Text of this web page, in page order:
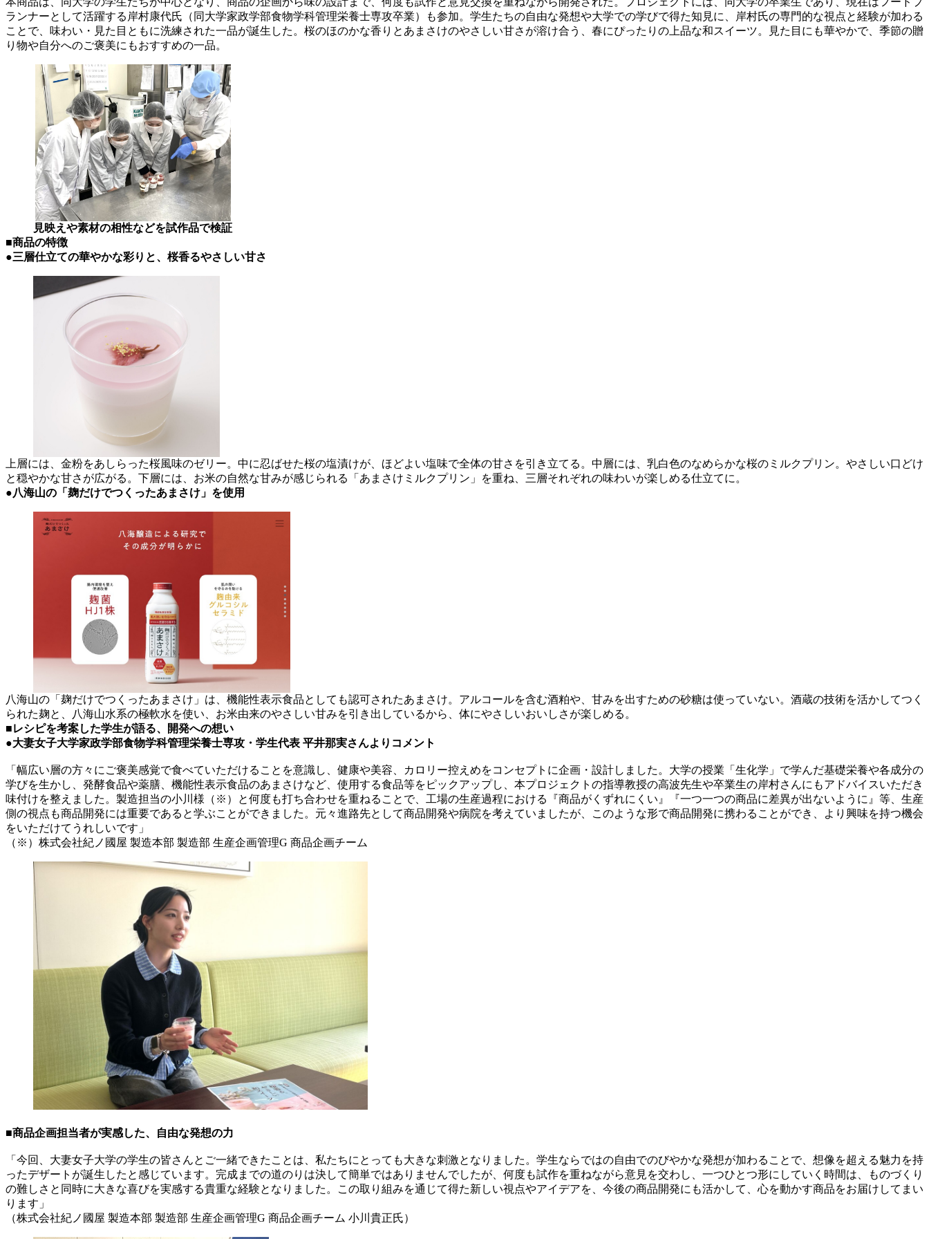
ランナーとして活躍する岸村康代氏（同大学家政学部食物学科管理栄養士専攻卒業）も参加。学生たちの自由な発想や大学での学びで得た知見に、岸村氏の専門的な視点と経験が加わる
ことで、味わい・見た目ともに洗練された一品が誕生した。桜のほのかな香りとあまさけのやさしい甘さが溶け合う、春にぴったりの上品な和スイーツ。見た目にも華やかで、季節の贈
り物や自分へのご褒美にもおすすめの一品。
見映えや素材の相性などを試作品で検証
■商品の特徴
●三層仕立ての華やかな彩りと、桜香るやさしい甘さ
上層には、金粉をあしらった桜風味のゼリー。中に忍ばせた桜の塩漬けが、ほどよい塩味で全体の甘さを引き立てる。中層には、乳白色のなめらかな桜のミルクプリン。やさしい口どけ
と穏やかな甘さが広がる。下層には、お米の自然な甘みが感じられる「あまさけミルクプリン」を重ね、三層それぞれの味わいが楽しめる仕立てに。
●八海山の「麹だけでつくったあまさけ」を使用
八海山の「麹だけでつくったあまさけ」は、機能性表示食品としても認可されたあまさけ。アルコールを含む酒粕や、甘みを出すための砂糖は使っていない。酒蔵の技術を活かしてつく
られた麹と、八海山水系の極軟水を使い、お米由来のやさしい甘みを引き出しているから、体にやさしいおいしさが楽しめる。
■レシピを考案した学生が語る、開発への想い
●大妻女子大学家政学部食物学科管理栄養士専攻・学生代表 平井那実さんよりコメント
「幅広い層の方々にご褒美感覚で食べていただけることを意識し、健康や美容、カロリー控えめをコンセプトに企画・設計しました。大学の授業「生化学」で学んだ基礎栄養や各成分の
学びを生かし、発酵食品や薬膳、機能性表示食品のあまさけなど、使用する食品等をピックアップし、本プロジェクトの指導教授の高波先生や卒業生の岸村さんにもアドバイスいただき
味付けを整えました。製造担当の小川様（※）と何度も打ち合わせを重ねることで、工場の生産過程における『商品がくずれにくい』『一つ一つの商品に差異が出ないように』等、生産
側の視点も商品開発には重要であると学ぶことができました。元々進路先として商品開発や病院を考えていましたが、このような形で商品開発に携わることができ、より興味を持つ機会
をいただけてうれしいです」
（※）株式会社紀ノ國屋 製造本部 製造部 生産企画管理G 商品企画チーム
■商品企画担当者が実感した、自由な発想の力
「今回、大妻女子大学の学生の皆さんとご一緒できたことは、私たちにとっても大きな刺激となりました。学生ならではの自由でのびやかな発想が加わることで、想像を超える魅力を持
ったデザートが誕生したと感じています。完成までの道のりは決して簡単ではありませんでしたが、何度も試作を重ねながら意見を交わし、一つひとつ形にしていく時間は、ものづくり
の難しさと同時に大きな喜びを実感する貴重な経験となりました。この取り組みを通じて得た新しい視点やアイデアを、今後の商品開発にも活かして、心を動かす商品をお届けしてまい
ります」
（株式会社紀ノ國屋 製造本部 製造部 生産企画管理G 商品企画チーム 小川貴正氏）